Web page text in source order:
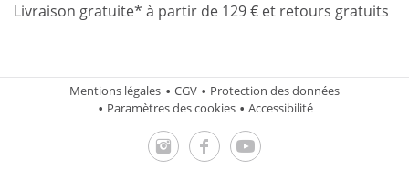
Livraison gratuite* à partir de 129 € et retours gratuits
Mentions légales CGV
Protection des données
Paramètres des cookies
Accessibilité